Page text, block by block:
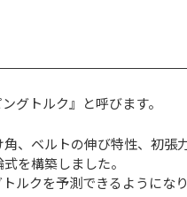
グトルク』と呼びます。
、ベルトの伸び特性、初
を構築しました。
ルクを予測できるようにな